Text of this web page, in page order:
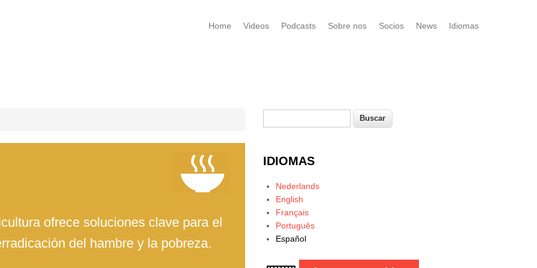
Home Videos Podcasts Sobre nos Socios News Idiomas
ofrece soluciones clave para el
del hambre y la pobreza.
Formulario de búsqueda
IDIOMAS
Nederlands
English
Français
Português
Español